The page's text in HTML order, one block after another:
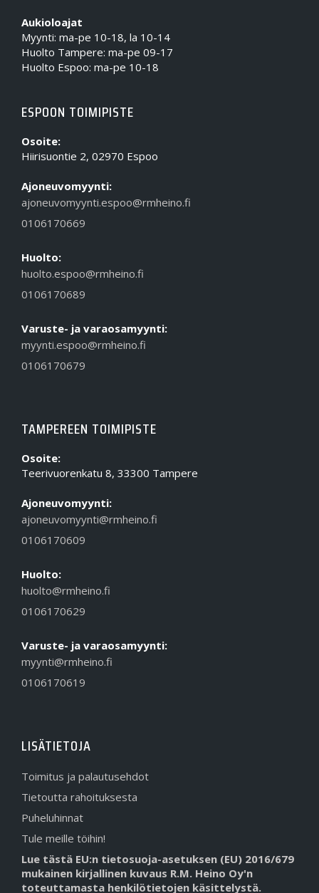
Aukioloajat
Myynti: ma-pe 10-18, la 10-14
Huolto Tampere: ma-pe 09-17
Huolto Espoo: ma-pe 10-18
ESPOON TOIMIPISTE
Osoite:
Hiirisuontie 2, 02970 Espoo
Ajoneuvomyynti:
ajoneuvomyynti.espoo@rmheino.fi
0106170669
Huolto:
huolto.espoo@rmheino.fi
0106170689
Varuste- ja varaosamyynti:
myynti.espoo@rmheino.fi
0106170679
TAMPEREEN TOIMIPISTE
Osoite:
Teerivuorenkatu 8, 33300 Tampere
Ajoneuvomyynti:
ajoneuvomyynti@rmheino.fi
0106170609
Huolto:
huolto@rmheino.fi
0106170629
Varuste- ja varaosamyynti:
myynti@rmheino.fi
0106170619
LISÄTIETOJA
Toimitus ja palautusehdot
Tietoutta rahoituksesta
Puheluhinnat
Tule meille töihin!
Lue tästä EU:n tietosuoja-asetuksen (EU) 2016/679
mukainen kirjallinen kuvaus R.M. Heino Oy'n
toteuttamasta henkilötietojen käsittelystä.